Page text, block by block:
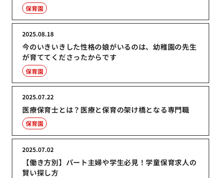
保育園
今のいきいきした性格の娘がいるのは、幼稚園の先生
が育ててくださったからです
2025.08.18
保育園
医療保育士とは？医療と保育の架け橋となる専門職
2025.07.22
保育園
【働き方別】パート主婦や学生必見！学童保育求人の
賢い探し方
2025.07.02